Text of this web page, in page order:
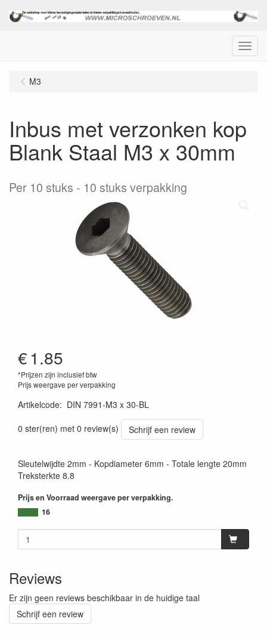
Menu
M3
Inbus met verzonken kop
Blank Staal M3 x 30mm
Per 10 stuks 10 stuks verpakking
€1.85
*Prijzen zijn inclusief btw
Prijs weergave per verpakking
Artikelcode: DIN 7991-M3 x 30-BL
0 ster(ren) met 0 review(s)
Schrijf een review
Sleutelwijdte 2mm - Kopdiameter 6mm - Totale lengte 20mm
Treksterkte 8.8
Prijs en Voorraad weergave per verpakking.
16
Reviews
Er zijn geen reviews beschikbaar in de huidige taal
Schrijf een review